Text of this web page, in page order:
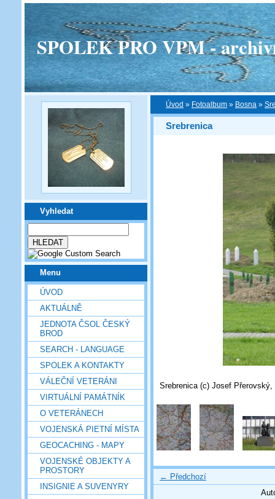
SPOLEK PRO VPM -
Vyhledat
Menu
ÚVOD
AKTUÁLNĚ
JEDNOTA ČSOL ČESKÝ
BROD
SEARCH - LANGUAGE
SPOLEK A KONTAKTY
VÁLEČNÍ VETERÁNI
VIRTUÁLNÍ PAMÁTNÍK
O VETERÁNECH
VOJENSKÁ PIETNÍ MÍSTA
GEOCACHING - MAPY
VOJENSKÉ OBJEKTY A
PROSTORY
INSIGNIE A SUVENYRY
Úvod » Fotoalbum » Bosna »
Srebrenica
Srebrenica (c) Josef Přerovský,
← Předchozí